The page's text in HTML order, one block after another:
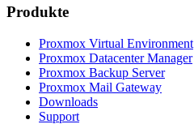
Produkte
Proxmox Virtual Environment
Proxmox Datacenter Manager
Proxmox Backup Server
Proxmox Mail Gateway
Downloads
Support